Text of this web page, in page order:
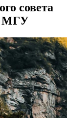
совета
МГУ